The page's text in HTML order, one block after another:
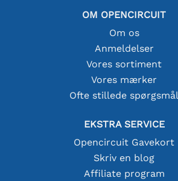
OM OPENCIRCUIT
Om os
Anmeldelser
Vores sortiment
Vores mærker
Ofte stillede spørgsmål
EKSTRA SERVICE
Opencircuit Gavekort
Skriv en blog
Affiliate program